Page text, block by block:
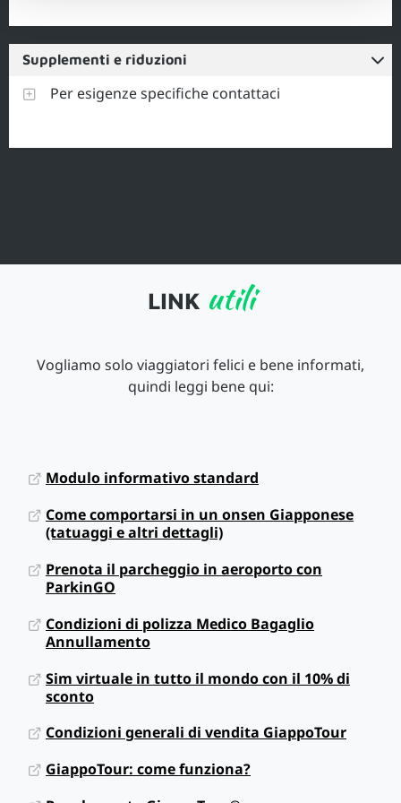
Supplementi e riduzioni
Per esigenze specifiche contattaci
LINK utili
Vogliamo solo viaggiatori felici e bene informati,
quindi leggi bene qui:
Modulo informativo standard
Come comportarsi in un onsen Giapponese
(tatuaggi e altri dettagli)
Prenota il parcheggio in aeroporto con
ParkinGO
Condizioni di polizza Medico Bagaglio
Annullamento
Sim virtuale in tutto il mondo con il 10% di
sconto
Condizioni generali di vendita GiappoTour
GiappoTour: come funziona?